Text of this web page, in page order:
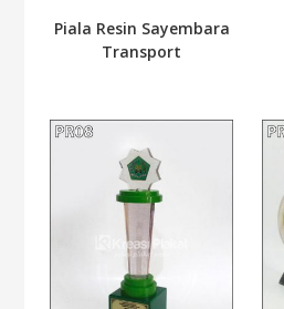
Piala Resin Sayembara
Transport